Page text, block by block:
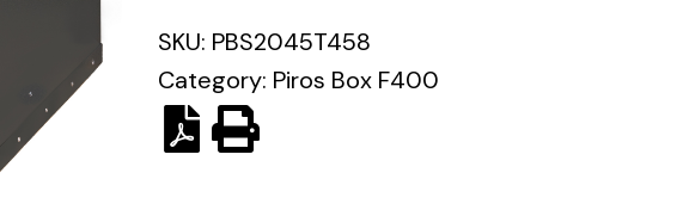
in
and
for
project
offer of
ventilation
products for
different uses
SKU: PBS2045T458
Category: Piros Box F400